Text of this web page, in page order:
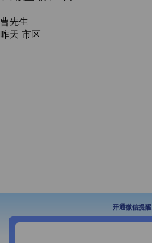
曹先生
昨天 市区
开通微信提醒